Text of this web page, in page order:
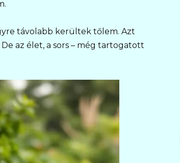
távolabb kerültek tőlem. Azt
az élet, a sors – még tartogatott